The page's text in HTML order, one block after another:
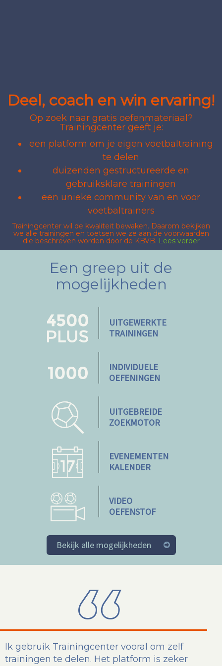
Deel, coach en win ervaring!
Op zoek naar gratis oefenmateriaal?
Trainingcenter geeft je:
een platform om je eigen voetbaltraining
te delen
duizenden gestructureerde en
gebruiksklare trainingen
een unieke community van en voor
voetbaltrainers
Trainingcenter wil de kwaliteit bewaken. Daarom bekijken
we alle trainingen en toetsen we ze aan de voorwaarden
die beschreven worden door de KBVB. Lees verder
Een greep uit de
mogelijkheden
UITGEWERKTE
TRAININGEN
INDIVIDUELE
OEFENINGEN
UITGEBREIDE
ZOEKMOTOR
EVENEMENTEN
KALENDER
VIDEO
OEFENSTOF
Bekijk alle mogelijkheden
Ik gebruik Trainingcenter vooral om zelf
trainingen te delen. Het platform is zeker